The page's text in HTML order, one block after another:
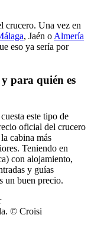
crucero. Una vez en
, Jaén o Almería
eso ya sería por
para quién es
este tipo de
oficial del crucero
cabina más
Teniendo en
con alojamiento,
y guías
un buen precio.
© Croisi